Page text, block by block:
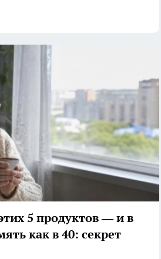
5 продуктов — и в
как в 40: секрет